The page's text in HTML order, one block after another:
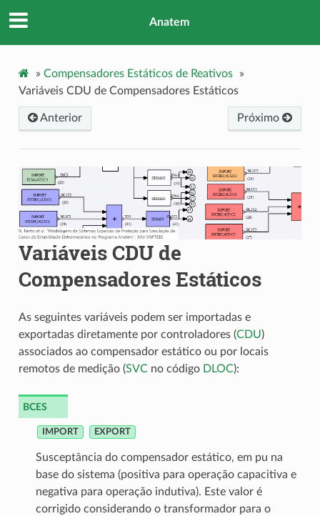
Anatem
» Compensadores Estáticos de Reativos
»
Variáveis CDU de Compensadores Estáticos
Próximo
Anterior
Variáveis CDU de
Compensadores Estáticos
As seguintes variáveis podem ser importadas e
exportadas diretamente por controladores (CDU)
associados ao compensador estático ou por locais
remotos de medição (SVCno código DLOC):
BCES
IMPORT EXPORT
Susceptância do compensador estático, em pu na
base do sistema (positiva para operação capacitiva e
negativa para operação indutiva). Este valor é
corrigido considerando o transformador para o